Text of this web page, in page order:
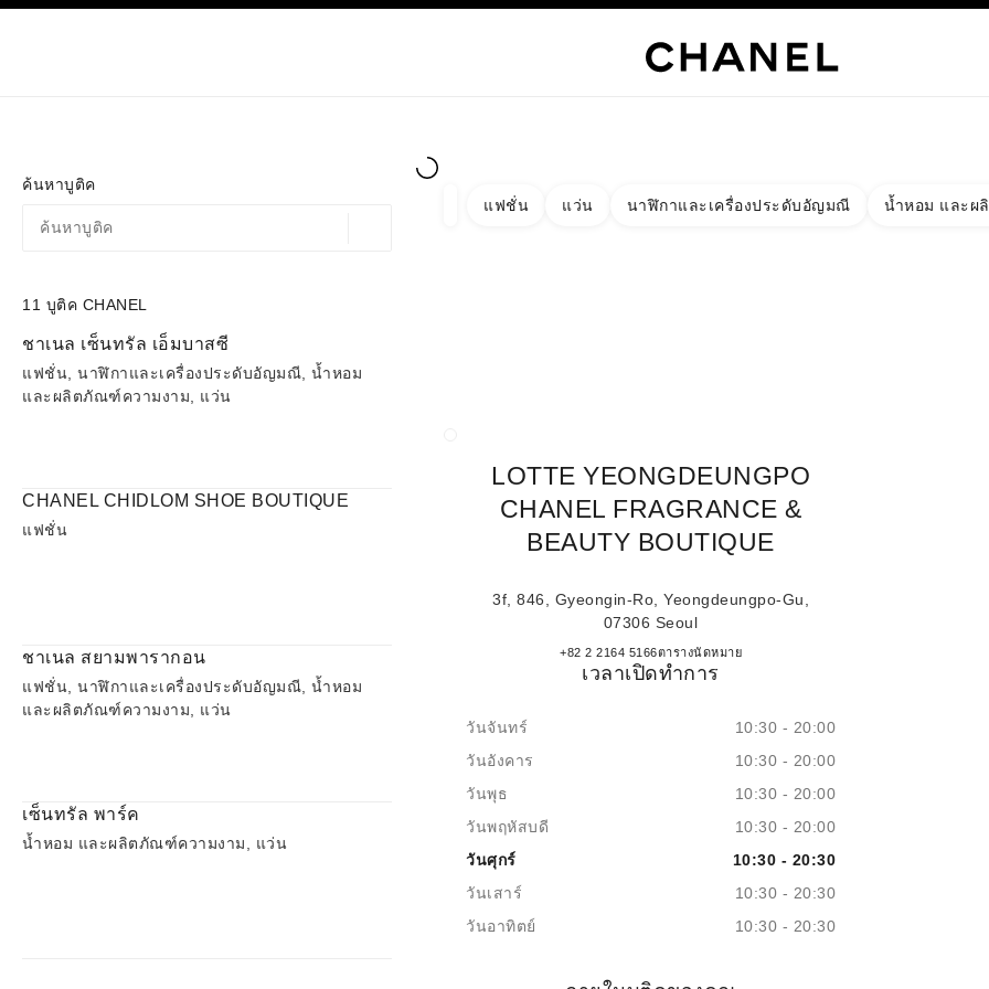
ค้นหาบูติค
11 บูติค CHANEL
ไปที่ตัวกรอง
ชาเนล เซ็นทรัล เอ็มบาสซี
แฟชั่น, นาฬิกาและเครื่องประดับอัญมณี, น้ำหอม
และผลิตภัณฑ์ความงาม, แว่น
CHANEL CHIDLOM SHOE BOUTIQUE
แฟชั่น
ชาเนล สยามพารากอน
แฟชั่น, นาฬิกาและเครื่องประดับอัญมณี, น้ำหอม
และผลิตภัณฑ์ความงาม, แว่น
เซ็นทรัล พาร์ค
น้ำหอม และผลิตภัณฑ์ความงาม, แว่น
LOTTE YEONGDEUNGPO
CHANEL FRAGRANCE &
BEAUTY BOUTIQUE
3f, 846, Gyeongin-Ro, Yeongdeungpo-Gu,
07306 Seoul
โทร
+82 2 2164 5166ตารางนัดหมายLotte Yeongdeungpo CHANEL
เวลาเปิดทำการ
วันจันทร์
10:30 - 20:00
วันอังคาร
10:30 - 20:00
วันพุธ
10:30 - 20:00
วันพฤหัสบดี
10:30 - 20:00
วันศุกร์
10:30 - 20:30
วันเสาร์
10:30 - 20:30
วันอาทิตย์
10:30 - 20:30
ตัวกรอง
ตัวกรองผลลัพธ์โดย:
แฟชั่น แว่น นาฬิกาและเครื่องประดับอัญมณี น้ำหอม และผ